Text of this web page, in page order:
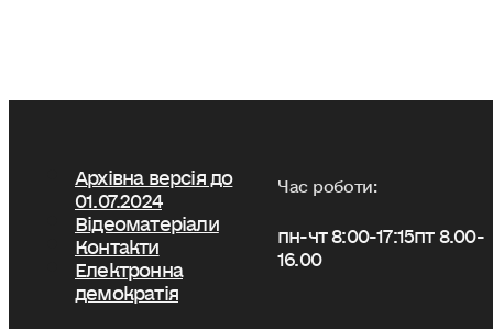
Архівна версія до
01.07.2024
Відеоматеріали
Контакти
Електронна
демократія
Час роботи:
пн-чт 8:00-17:15пт 8.00-
16.00